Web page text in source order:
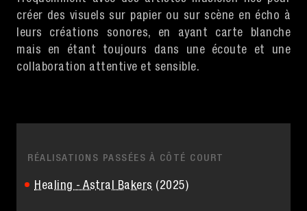
créer des visuels sur papier ou sur scène en écho à
leurs créations sonores, en ayant carte blanche
mais en étant toujours dans une écoute et une
collaboration attentive et sensible.
RÉALISATIONS PASSÉES À CÔTÉ COURT
Healing - Astral Bakers (2025)